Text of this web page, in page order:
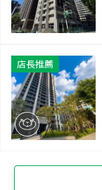
店長推薦